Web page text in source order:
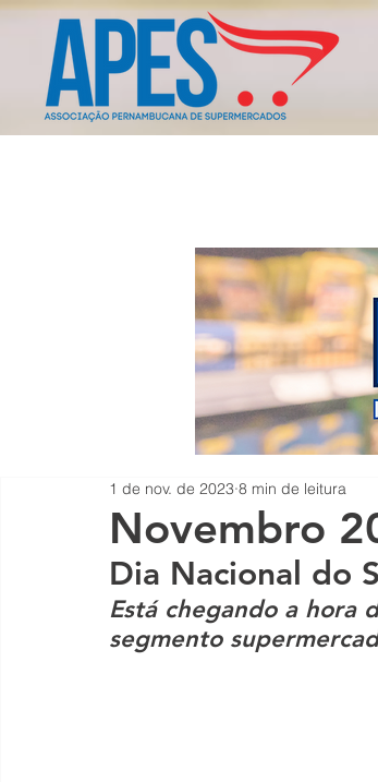
Novembro
1 de nov. de 2023 8 min de leitura
Dia Nacional do
Está chegando a hora
segmento